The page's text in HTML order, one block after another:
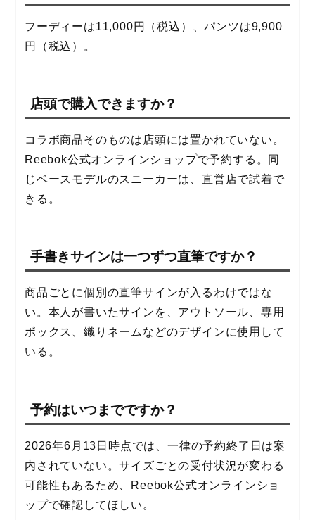
フーディーは11,000円（税込）、パンツは9,900
円（税込）。
店頭で購入できますか？
コラボ商品そのものは店頭には置かれていない。
Reebok公式オンラインショップで予約する。同
じベースモデルのスニーカーは、直営店で試着で
きる。
手書きサインは一つずつ直筆ですか？
商品ごとに個別の直筆サインが入るわけではな
い。本人が書いたサインを、アウトソール、専用
ボックス、織りネームなどのデザインに使用して
いる。
予約はいつまでですか？
2026年6月13日時点では、一律の予約終了日は案
内されていない。サイズごとの受付状況が変わる
可能性もあるため、Reebok公式オンラインショ
ップで確認してほしい。